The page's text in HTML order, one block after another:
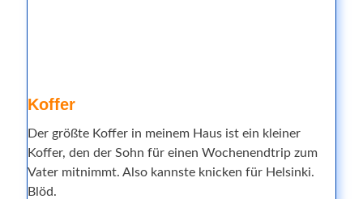
Koffer
Der größte Koffer in meinem Haus ist ein kleiner
Koffer, den der Sohn für einen Wochenendtrip zum
Vater mitnimmt. Also kannste knicken für Helsinki.
Blöd.